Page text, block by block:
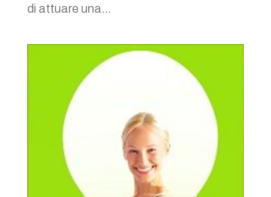
di attuare una...